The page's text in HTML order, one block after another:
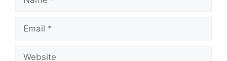
Email
Website